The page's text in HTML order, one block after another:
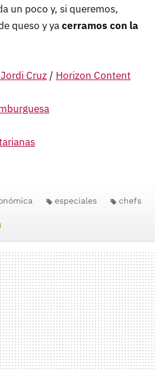
un poco y, si queremos,
queso y yacerramos con la
Cruz / Horizon Content
especiales chefs